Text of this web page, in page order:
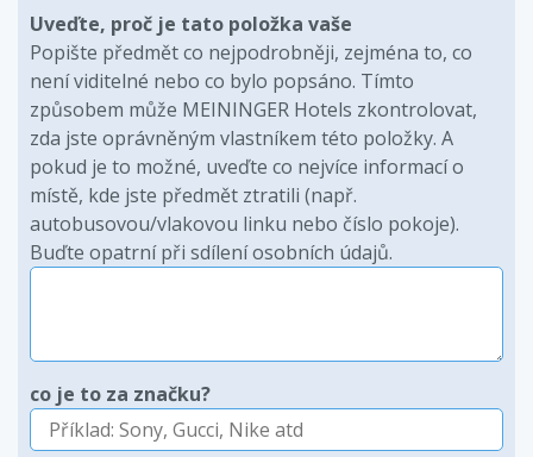
Uveďte, proč je tato položka vaše
Popište předmět co nejpodrobněji, zejména to, co
není viditelné nebo co bylo popsáno. Tímto
způsobem může MEININGER Hotels zkontrolovat,
zda jste oprávněným vlastníkem této položky. A
pokud je to možné, uveďte co nejvíce informací o
místě, kde jste předmět ztratili (např.
autobusovou/vlakovou linku nebo číslo pokoje).
Buďte opatrní při sdílení osobních údajů.
co je to za značku?